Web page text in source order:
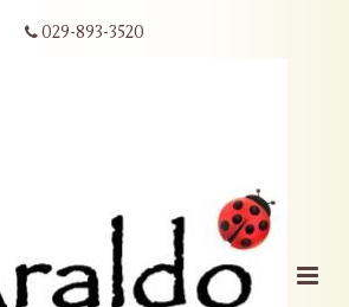
029-893-3520